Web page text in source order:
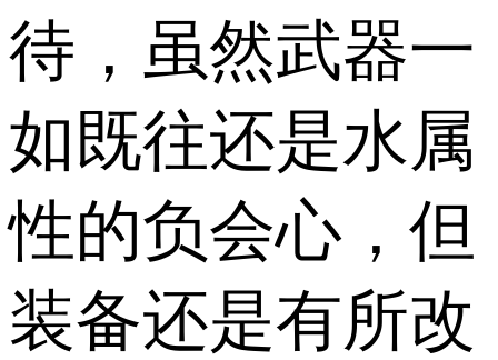
待，虽然武器一
如既往还是水属
性的负会心，但
装备还是有所改